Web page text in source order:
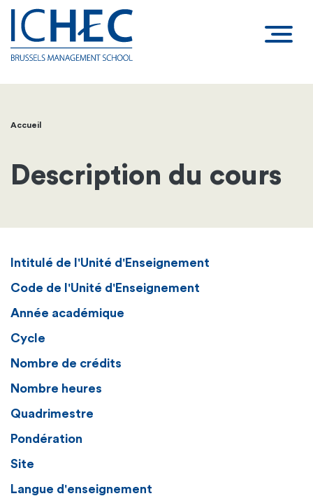
Fil
d'Ariane
Accueil
Description du cours
Intitulé de l'Unité d'Enseignement
Code de l'Unité d'Enseignement
Année académique
Cycle
Nombre de crédits
Nombre heures
Quadrimestre
Pondération
Site
Langue d'enseignement